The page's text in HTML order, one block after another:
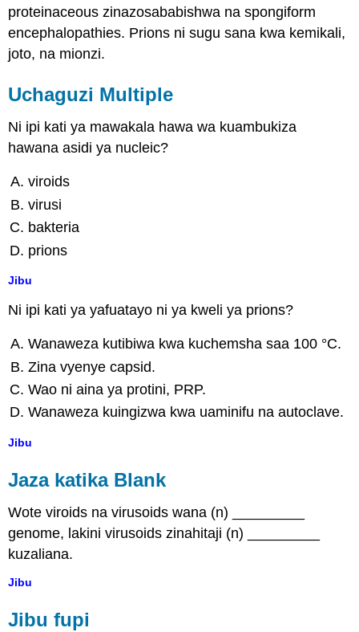
proteinaceous zinazosababishwa na spongiform
encephalopathies. Prions ni sugu sana kwa kemikali,
joto, na mionzi.
Uchaguzi Multiple
Ni ipi kati ya mawakala hawa wa kuambukiza
hawana asidi ya nucleic?
viroids
virusi
bakteria
prions
Jibu
Ni ipi kati ya yafuatayo ni ya kweli ya prions?
Wanaweza kutibiwa kwa kuchemsha saa 100 °C.
Zina vyenye capsid.
Wao ni aina ya protini, PRP.
Wanaweza kuingizwa kwa uaminifu na autoclave.
Jibu
Jaza katika Blank
Wote viroids na virusoids wana (n) _________
genome, lakini virusoids zinahitaji (n) _________
kuzaliana.
Jibu
Jibu fupi